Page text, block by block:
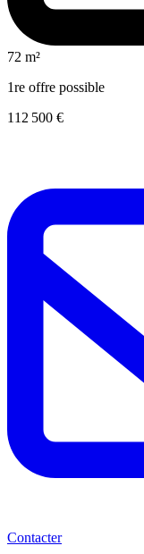
72 m²
1re offre possible
112 500 €
Contacter